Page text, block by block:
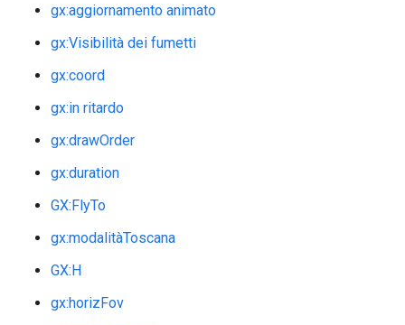
gx:aggiornamento animato
gx:Visibilità dei fumetti
gx:coord
gx:in ritardo
gx:drawOrder
gx:duration
GX:FlyTo
gx:modalitàToscana
GX:H
gx:horizFov